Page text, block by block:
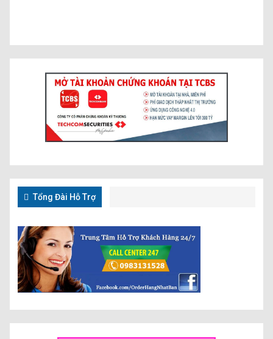
Tổng Đài Hỗ Trợ